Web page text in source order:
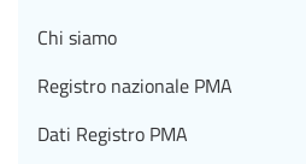
Chi siamo
Registro nazionale PMA
Dati Registro PMA